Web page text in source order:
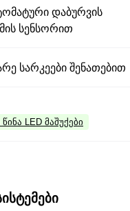
დაბურვის
სენსორით
სარკეები შენათებით
LED მაშუქები